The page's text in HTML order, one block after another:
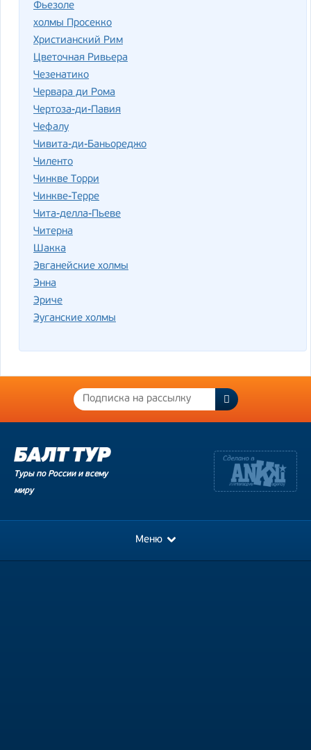
Фьезоле
холмы Просекко
Христианский Рим
Цветочная Ривьера
Чезенатико
Червара ди Рома
Чертоза-ди-Павия
Чефалу
Чивита-ди-Баньореджо
Чиленто
Чинкве Торри
Чинкве-Терре
Чита-делла-Пьеве
Читерна
Шакка
Эвганейские холмы
Энна
Эриче
Эуганские холмы
Туры по России и всему
миру
Меню